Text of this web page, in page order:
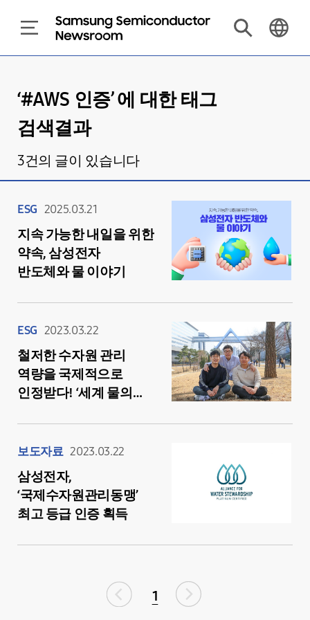
‘#AWS 인증’ 에 대한 태그
검색결과
3건의 글이 있습니다
ESG 2025.03.21
지속 가능한 내일을 위한
약속, 삼성전자
반도체와 물 이야기
ESG 2023.03.22
철저한 수자원 관리
역량을 국제적으로
인정받다! ‘세계 물의
반도체와 물 이야기
보도자료 2023.03.22
삼성전자,
‘국제수자원관리동맹’
최고 등급 인증 획득
1